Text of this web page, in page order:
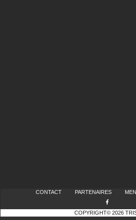
CONTACT PARTENAIRES
COPYRIGHT© 2026